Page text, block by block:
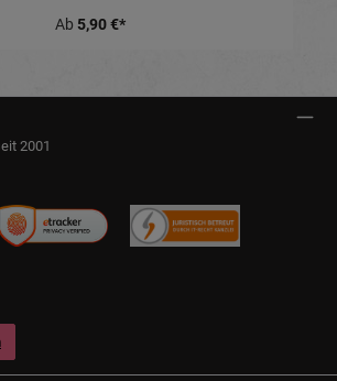
Ab 5,90 €*
2001